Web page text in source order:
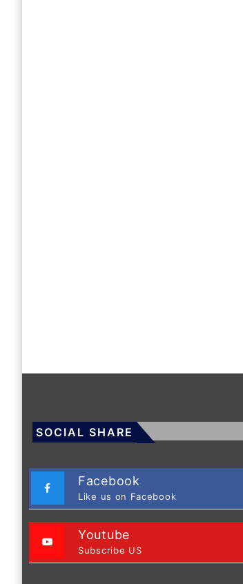
SOCIAL SHARE
Facebook
Like us on Facebook
Youtube
Subscribe US